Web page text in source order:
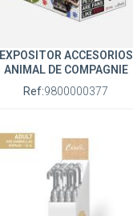
EXPOSITOR ACCESORIOS
ANIMAL DE COMPAGNIE
Ref:9800000377